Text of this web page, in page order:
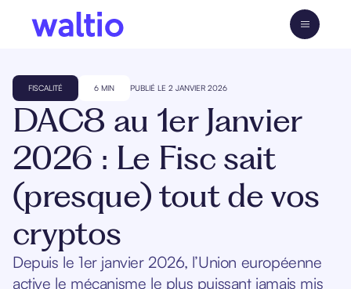
FISCALITÉ 6 MIN PUBLIÉ LE 2 JANVIER 2026
DAC8 au 1er Janvier
2026 : Le Fisc sait
(presque) tout de vos
cryptos
Depuis le 1er janvier 2026, l’Union européenne
active le mécanisme le plus puissant jamais mis